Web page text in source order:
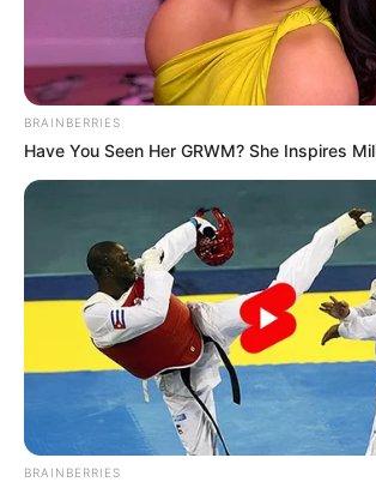
BRAINBERRIES
Have You Seen Her GRWM? She Inspires
BRAINBERRIES